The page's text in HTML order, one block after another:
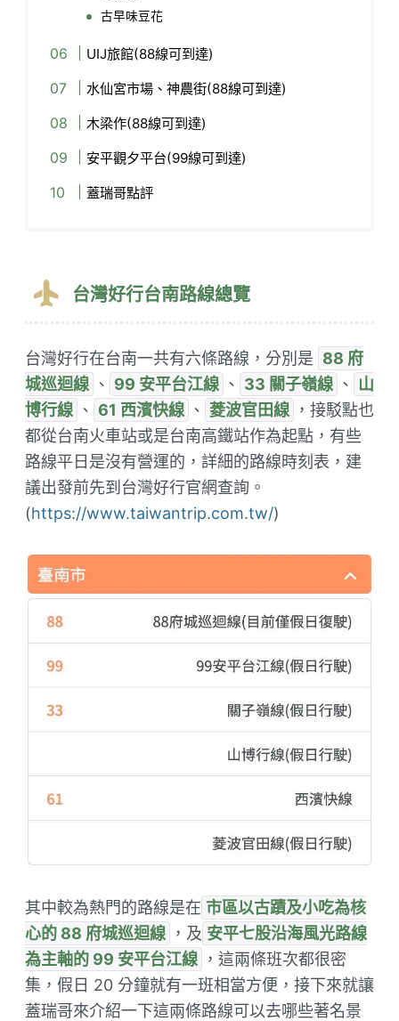
古早味豆花
UIJ旅館(88線可到達)
水仙宮市場、神農街(88線可到達)
木梁作(88線可到達)
安平觀夕平台(99線可到達)
蓋瑞哥點評
台灣好行台南路線總覽
台灣好行在台南一共有六條路線，分別是 88 府
城巡迴線 、 99 安平台江線 、 33 關子嶺線 、
山
博行線 、 61 西濱快線 、 菱波官田線 ，接駁點也
都從台南火車站或是台南高鐵站作為起點，有些
路線平日是沒有營運的，詳細的路線時刻表，建
議出發前先到台灣好行官網查詢。
(https://www.taiwantrip.com.tw/)
其中較為熱門的路線是在 市區以古蹟及小吃為核
心的 88 府城巡迴線 ，及 安平七股沿海風光路線
為主軸的 99 安平台江線 ，這兩條班次都很密
集，假日 20 分鐘就有一班相當方便，接下來就讓
蓋瑞哥來介紹一下這兩條路線可以去哪些著名景